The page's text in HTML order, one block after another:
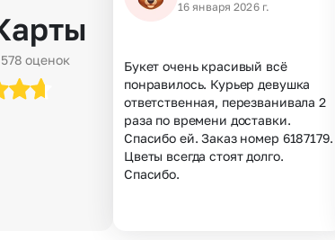
оценок
16 января 2026 г.
Букет очень красивый всё
понравилось. Курьер девушка
ответственная, перезванивала 2
раза по времени доставки.
Спасибо ей. Заказ номер 6187179.
Цветы всегда стоят долго.
Спасибо.